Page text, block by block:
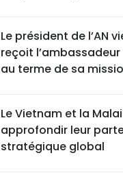
Le président de l’AN
reçoit
au terme de sa
Le Vietnam et la
approfondir leur
stratégique global